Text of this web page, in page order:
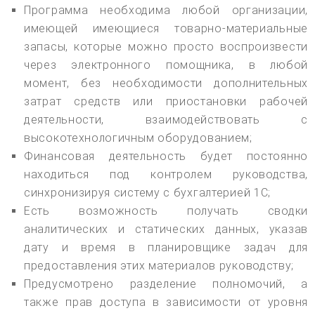
Программа необходима любой организации,
имеющей имеющиеся товарно-материальные
запасы, которые можно просто воспроизвести
через электронного помощника, в любой
момент, без необходимости дополнительных
затрат средств или приостановки рабочей
деятельности, взаимодействовать с
высокотехнологичным оборудованием;
Финансовая деятельность будет постоянно
находиться под контролем руководства,
синхронизируя систему с бухгалтерией 1С;
Есть возможность получать сводки
аналитических и статических данных, указав
дату и время в планировщике задач для
предоставления этих материалов руководству;
Предусмотрено разделение полномочий, а
также прав доступа в зависимости от уровня